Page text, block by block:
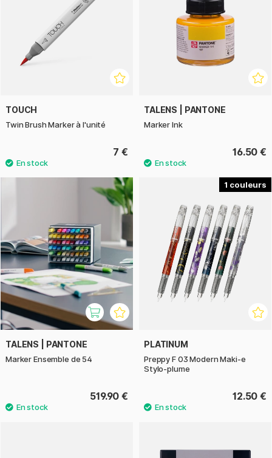
TOUCH
Twin Brush Marker à l'unité
7 €
TALENS | PANTONE
Marker Ink
16.50 €
TALENS | PANTONE
Marker Ensemble de 54
519.90 €
1
PLATINUM
Preppy F 03 Modern Maki-e
Stylo-plume
12.50 €